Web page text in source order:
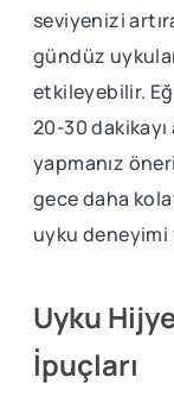
seviyenizi
gündüz
etkileyebilir.
20-30
yapmanız
gece daha
uyku deneyimi
Uyku
İpuçları